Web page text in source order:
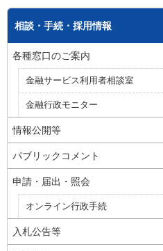
相談・手続・採用情報
各種窓口のご案内
金融サービス利用者相談室
金融行政モニター
情報公開等
パブリックコメント
申請・届出・照会
オンライン行政手続
入札公告等